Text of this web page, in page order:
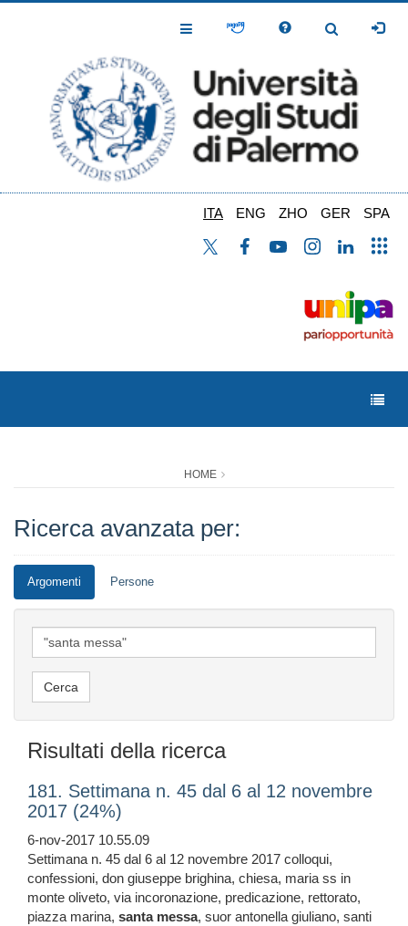
Toggle
Toggle
ITA ENG ZHO GER SPA
HOME
Ricerca avanzata per:
Argomenti Persone
Risultati della ricerca
181. Settimana n. 45 dal 6 al 12 novembre
2017 (24%)
6-nov-2017 10.55.09
Settimana n. 45 dal 6 al 12 novembre 2017 colloqui,
confessioni, don giuseppe brighina, chiesa, maria ss in
monte oliveto, via incoronazione, predicazione, rettorato,
piazza marina, santa messa, suor antonella giuliano, santi